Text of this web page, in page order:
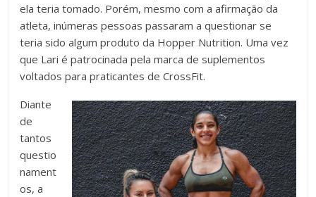
ela teria tomado. Porém, mesmo com a afirmação da
atleta, inúmeras pessoas passaram a questionar se
teria sido algum produto da Hopper Nutrition. Uma vez
que Lari é patrocinada pela marca de suplementos
voltados para praticantes de CrossFit.
Diante
de
tantos
questio
nament
os, a